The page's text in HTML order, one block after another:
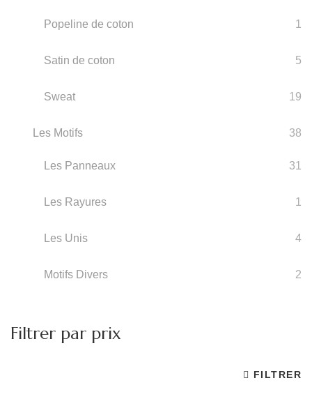
Popeline de coton 1
Satin de coton 5
Sweat 19
Les Motifs 38
Les Panneaux 31
Les Rayures 1
Les Unis 4
Motifs Divers 2
Filtrer par prix
FILTRER